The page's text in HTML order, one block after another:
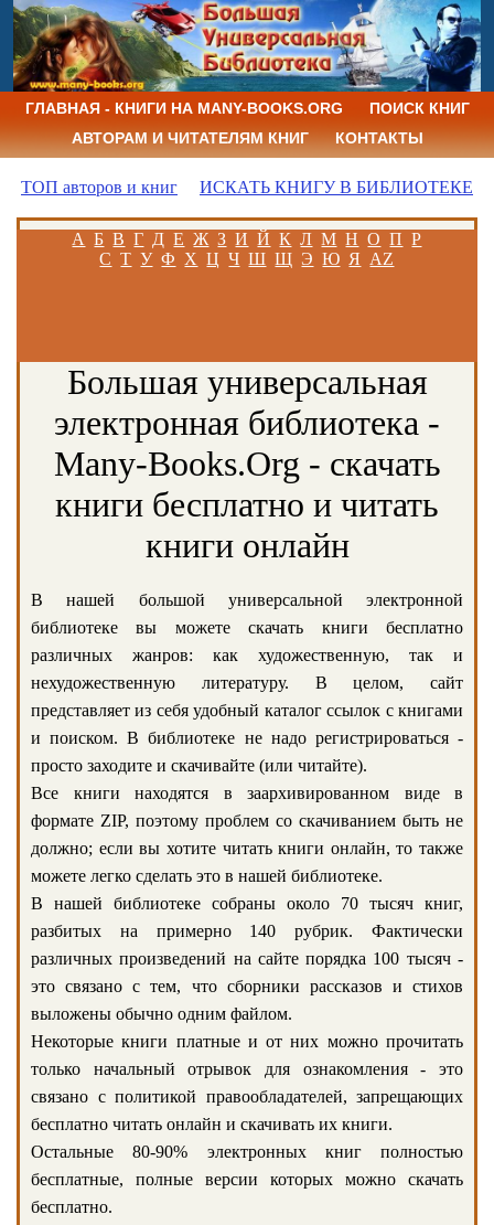
ГЛАВНАЯ - КНИГИ НА MANY-BOOKS.ORG
ПОИСК КНИГ
АВТОРАМ И ЧИТАТЕЛЯМ КНИГ
КОНТАКТЫ
ТОП авторов и книг ИСКАТЬ КНИГУ В БИБЛИОТЕКЕ
А Б В Г Д Е Ж З И Й К Л М Н О П Р
С Т У Ф Х Ц Ч Ш Щ Э Ю Я AZ
Большая универсальная
электронная библиотека -
Many-Books.Org - скачать
книги бесплатно и читать
книги онлайн
В нашей большой универсальной электронной
библиотеке вы можете скачать книги бесплатно
различных жанров: как художественную, так и
нехудожественную литературу. В целом, сайт
представляет из себя удобный каталог ссылок с книгами
и поиском. В библиотеке не надо регистрироваться -
просто заходите и скачивайте (или читайте).
Все книги находятся в заархивированном виде в
формате ZIP, поэтому проблем со скачиванием быть не
должно; если вы хотите читать книги онлайн, то также
можете легко сделать это в нашей библиотеке.
В нашей библиотеке собраны около 70 тысяч книг,
разбитых на примерно 140 рубрик. Фактически
различных произведений на сайте порядка 100 тысяч -
это связано с тем, что сборники рассказов и стихов
выложены обычно одним файлом.
Некоторые книги платные и от них можно прочитать
только начальный отрывок для ознакомления - это
связано с политикой правообладателей, запрещающих
бесплатно читать онлайн и скачивать их книги.
Остальные 80-90% электронных книг полностью
бесплатные, полные версии которых можно скачать
бесплатно.